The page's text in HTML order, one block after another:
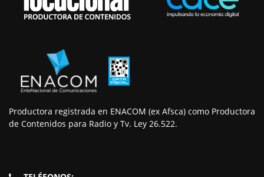
Productora registrada en ENACOM (ex Afsca) como Productora
de Contenidos para Radio y Tv. Ley 26.522.